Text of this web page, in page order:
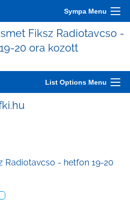
Sympa Menu
Fiksz Radiotavcso -
20 ora kozott
List Options Menu
Radiotavcso - hetfon 19-20